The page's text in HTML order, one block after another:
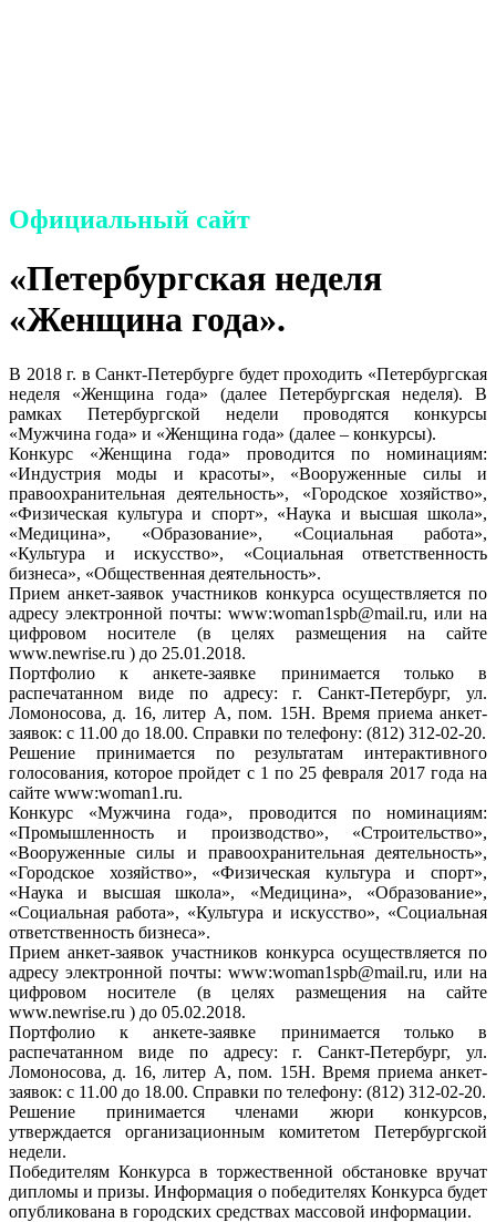
Официальный сайт
«Петербургская неделя
«Женщина года».
В 2018 г. в Санкт-Петербурге будет проходить «Петербургская
неделя «Женщина года» (далее Петербургская неделя). В
рамках Петербургской недели проводятся конкурсы
«Мужчина года» и «Женщина года» (далее – конкурсы).
Конкурс «Женщина года» проводится по номинациям:
«Индустрия моды и красоты», «Вооруженные силы и
правоохранительная деятельность», «Городское хозяйство»,
«Физическая культура и спорт», «Наука и высшая школа»,
«Медицина», «Образование», «Социальная работа»,
«Культура и искусство», «Социальная ответственность
бизнеса», «Общественная деятельность».
Прием анкет-заявок участников конкурса осуществляется по
адресу электронной почты: www:woman1spb@mail.ru, или на
цифровом носителе (в целях размещения на сайте
www.newrise.ru ) до 25.01.2018.
Портфолио к анкете-заявке принимается только в
распечатанном виде по адресу: г. Санкт-Петербург, ул.
Ломоносова, д. 16, литер А, пом. 15Н. Время приема анкет-
заявок: с 11.00 до 18.00. Справки по телефону: (812) 312-02-20.
Решение принимается по результатам интерактивного
голосования, которое пройдет с 1 по 25 февраля 2017 года на
сайте www:woman1.ru.
Конкурс «Мужчина года», проводится по номинациям:
«Промышленность и производство», «Строительство»,
«Вооруженные силы и правоохранительная деятельность»,
«Городское хозяйство», «Физическая культура и спорт»,
«Наука и высшая школа», «Медицина», «Образование»,
«Социальная работа», «Культура и искусство», «Социальная
ответственность бизнеса».
Прием анкет-заявок участников конкурса осуществляется по
адресу электронной почты: www:woman1spb@mail.ru, или на
цифровом носителе (в целях размещения на сайте
www.newrise.ru ) до 05.02.2018.
Портфолио к анкете-заявке принимается только в
распечатанном виде по адресу: г. Санкт-Петербург, ул.
Ломоносова, д. 16, литер А, пом. 15Н. Время приема анкет-
заявок: с 11.00 до 18.00. Справки по телефону: (812) 312-02-20.
Решение принимается членами жюри конкурсов,
утверждается организационным комитетом Петербургской
недели.
Победителям Конкурса в торжественной обстановке вручат
дипломы и призы. Информация о победителях Конкурса будет
опубликована в городских средствах массовой информации.